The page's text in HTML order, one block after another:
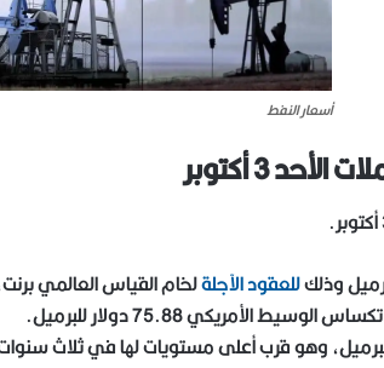
أسعار النفط
3 أكتوبر
للعقود الآجلةلخام القياس العالمي
الأمريكي 75.88 دولار للبرميل.